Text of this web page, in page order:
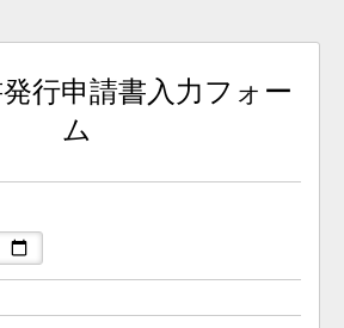
行申請書入力フォー
ム